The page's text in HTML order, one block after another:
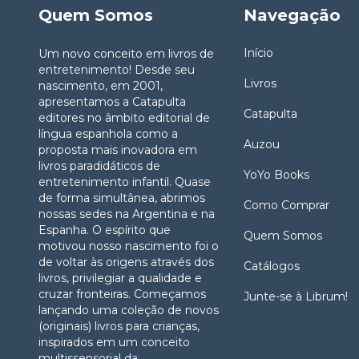
Quem Somos
Um novo conceito em livros de
entretenimento! Desde seu
nascimento, em 2001,
apresentamos a Catapulta
editores no âmbito editorial de
língua espanhola como a
proposta mais inovadora em
livros paradidáticos de
entretenimento infantil. Quase
de forma simultânea, abrimos
nossas sedes na Argentina e na
Espanha. O espírito que
motivou nosso nascimento foi o
de voltar às origens através dos
livros, privilegiar a qualidade e
cruzar fronteiras. Começamos
lançando uma coleção de novos
(originais) livros para crianças,
inspirados em um conceito
Navegação
Início
Livros
Catapulta
Auzou
YoYo Books
Como Comprar
Quem Somos
Catálogos
Junte-se à Librum!